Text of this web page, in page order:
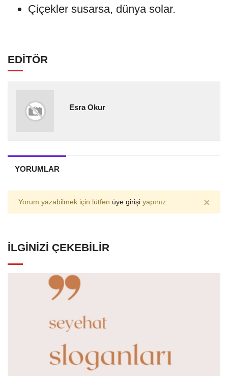
Çiçekler susarsa, dünya solar.
EDİTÖR
Esra Okur
YORUMLAR
Yorum yazabilmek için lütfen üye girişi yapınız. ×
İLGINIZI ÇEKEBILIR